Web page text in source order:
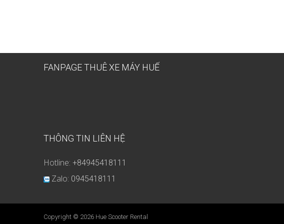
FANPAGE THUÊ XE MÁY HUẾ
THÔNG TIN LIÊN HỆ
Hotline: +84945418111
Zalo: 0945418111
Copyright © 2026 Hue Scooter Rental